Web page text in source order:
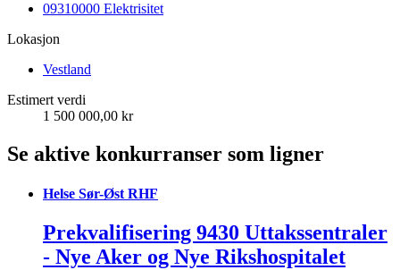
09310000 Elektrisitet
Lokasjon
Vestland
Estimert verdi
1 500 000,00 kr
Se aktive konkurranser som ligner
Helse Sør-Øst RHF
Prekvalifisering 9430 Uttakssentraler
- Nye Aker og Nye Rikshospitalet